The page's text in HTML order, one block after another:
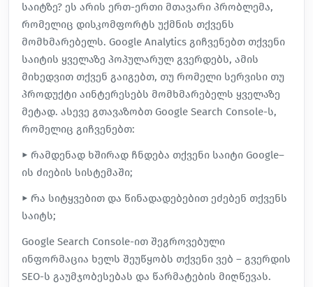
საიტზე? ეს არის ერთ-ერთი მთავარი პრობლემა,
რომელიც დისკომფორტს უქმნის თქვენს
მომხმარებელს. Google Analytics გიჩვენებთ თქვენი
საიტის ყველაზე პოპულარულ გვერდებს, ამის
მიხედვით თქვენ გაიგებთ, თუ რომელი სერვისი თუ
პროდუქტი აინტერესებს მომხმარებელს ყველაზე
მეტად. ასევე გთავაზობთ Google Search Console-ს,
რომელიც გიჩვენებთ:
► რამდენად ხშირად ჩნდება თქვენი საიტი Google–
ის ძიების სისტემაში;
► Რა სიტყვებით და წინადადებებით ეძებენ თქვენს
საიტს;
Google Search Console-ით შეგროვებული
ინფორმაცია ხელს შეუწყობს თქვენი ვებ – გვერდის
SEO-ს გაუმჯობესებას და წარმატების მიღწევას.